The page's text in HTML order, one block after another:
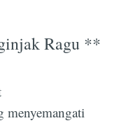
Ragu **
menyemangati